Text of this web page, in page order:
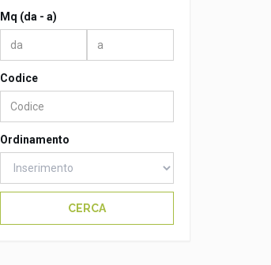
Mq (da - a)
Codice
Ordinamento
CERCA